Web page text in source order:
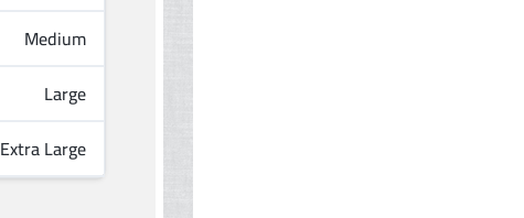
Medium
Large
Extra Large